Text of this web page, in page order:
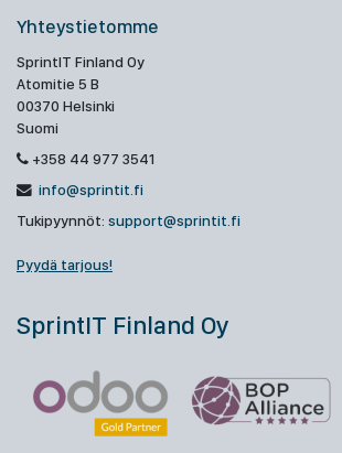
Yhteystietomme
SprintIT Finland Oy
Atomitie 5 B
00370 Helsinki
Suomi
+358 44 977 3541
info@sprintit.fi
Tukipyynnöt: support@sprintit.fi
Pyydä tarjous!
SprintIT Finland Oy